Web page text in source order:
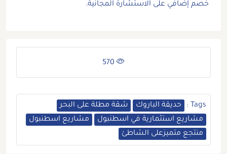
خصم إضافي على الاستشارة المجانية.
570
Tags : حديقة الباروك
شقة مطلة على البحر
مشاريع استثمارية في اسطنبول
مشاريع اسطنبول
منتجع متميزعلى الشاطئ